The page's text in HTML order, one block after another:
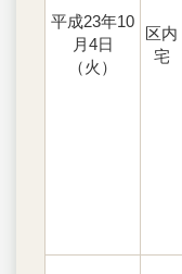
平成23年10
月4日
（火）
区内
宅